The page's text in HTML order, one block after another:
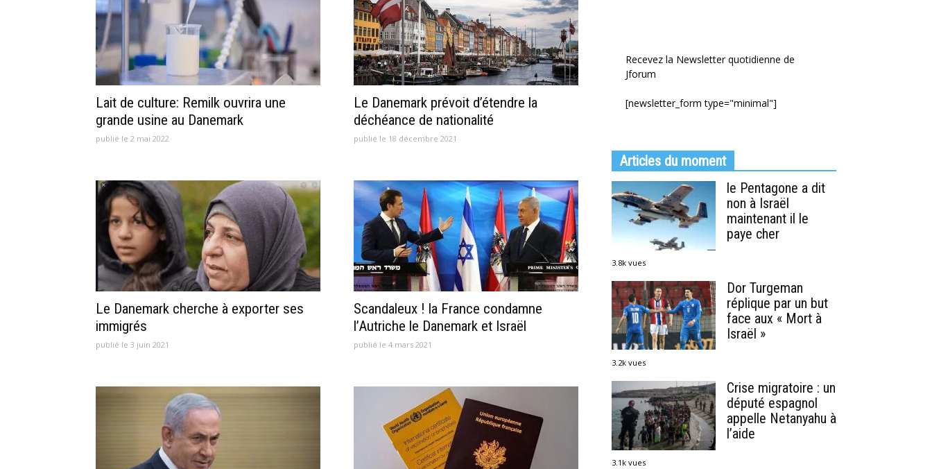
Lait de culture: Remilk ouvrira une
grande usine au Danemark
publié le 2 mai 2022
Le Danemark prévoit d’étendre la
déchéance de nationalité
publié le 18 décembre 2021
Le Danemark cherche à exporter ses
immigrés
publié le 3 juin 2021
Scandaleux ! la France condamne
l’Autriche le Danemark et Israël
publié le 4 mars 2021
Recevez la Newsletter quotidienne de
Jforum
[newsletter_form type="minimal"]
Articles du moment
le Pentagone a dit
non à Israël
maintenant il le
paye cher
3.8k vues
Dor Turgeman
réplique par un but
face aux « Mort à
Israël »
3.2k vues
Crise migratoire : un
député espagnol
appelle Netanyahu à
l’aide
3.1k vues